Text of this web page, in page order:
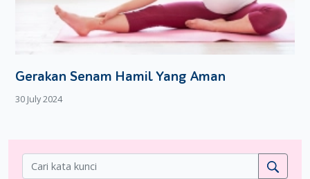
Gerakan Senam Hamil Yang Aman
30 July 2024